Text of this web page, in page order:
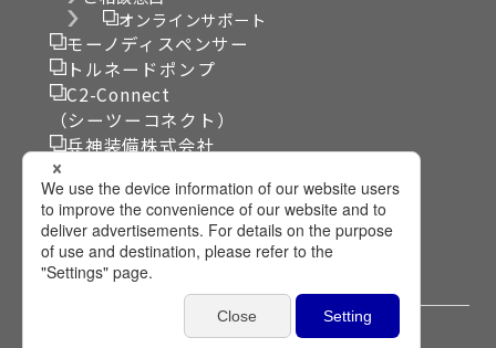
オンラインサポート
モーノディスペンサー
トルネードポンプ
C2-Connect
（シーツーコネクト）
兵神装備株式会社
リンク集
サイト利用規約
個人情報保護方針
プライバシー設定
©2024 HEISHIN Ltd. All Rights Reserved.